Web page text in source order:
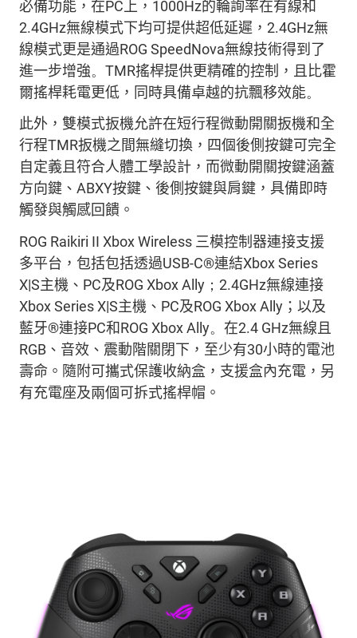
必備功能， 在PC 上， 1000Hz的輪詢率在有線和
2.4GHz無線模式下均可提供超低延遲， 2.4GHz無
線模式更是通過ROG SpeedNova無線技術得到了
進一步增強。 TMR搖桿提供更精確的控制， 且比霍
爾搖桿耗電更低，同時具備卓越的抗飄移效能。
此外， 雙模式扳機允許在短行程微動開關扳機和全
行程TMR扳機之間無縫切換 ，四個後側按鍵可完全
自定義且符合人體工學設計， 而微動開關按鍵涵蓋
方向鍵、 ABXY按鍵、後側按鍵與肩鍵 ，具備即時
觸發與觸感回饋。
ROG Raikiri II Xbox Wireless 三模控制器連接支援
多平台， 包括包括透過USB-C®連結Xbox Series
X|S主機、 PC及ROG Xbox Ally ； 2.4GHz無線連接
Xbox Series X|S主機、 PC及ROG Xbox Ally ；以及
藍牙®連接PC和ROG Xbox Ally。 在2.4 GHz無線且
RGB 、音效、震動階關閉下，至少有30小時的電池
壽命。 隨附可攜式保護收納盒，支援盒內充電，另
有充電座及兩個可拆式搖桿帽。